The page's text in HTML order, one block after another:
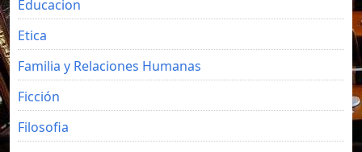
Educacion
Etica
Familia y Relaciones Humanas
Ficción
Filosofia